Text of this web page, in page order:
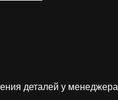
деталей у менеджера